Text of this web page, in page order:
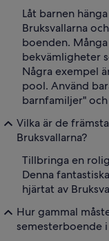
Låt barnen
Bruksvallarna
boenden.
bekvämligheter
Några exempel
pool. Använd
barnfamiljer"
Vilka är de
Bruksvallarna?
Tillbringa en
Denna
hjärtat av
Hur gammal
semesterboende i